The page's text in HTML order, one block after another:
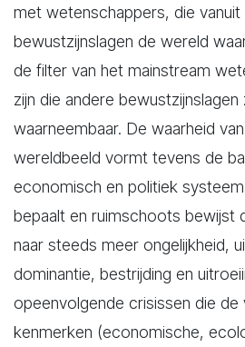
met wetenschappers, die vanuit
bewustzijnslagen de wereld
de filter van het mainstream
zijn die andere bewustzijnslagen
waarneembaar. De waarheid
wereldbeeld vormt tevens de
economisch en politiek
bepaalt en ruimschoots bewijst
naar steeds meer ongelijkheid,
dominantie, bestrijding en
opeenvolgende crisissen die de
kenmerken (economische,